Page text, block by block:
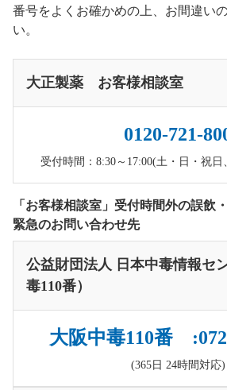
番号をよくお確かめの上、お間違い
い。
大正製薬 お客様相談室
0120-721-
受付時間：8:30～17:00(土・日・祝
「お客様相談室」受付時間外の誤飲
緊急のお問い合わせ先
公益財団法人 日本中毒情報セ
毒110番）
大阪中毒110番
(365日 24時間対応)